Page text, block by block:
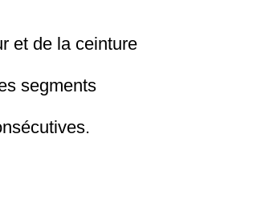
et de la ceinture
segments